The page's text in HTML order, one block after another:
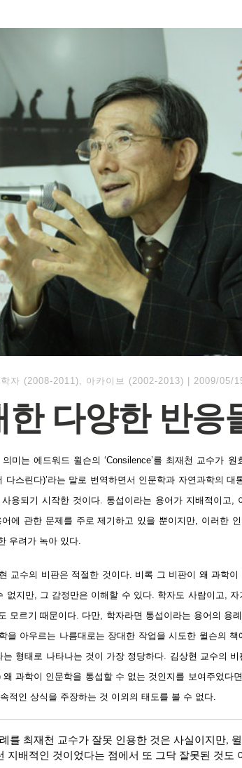
자 (2008-2011) 아카이브 (2002-2013) | 2009/05/
한 다양한 반응
미는 에드워드 윌슨의 ‘Consilence’를 최재천 교수가
다스린다)’라는 말로 번역하면서 인문학과 자연과학의 대
용되기 시작한 것이다. 통섭이라는 용어가 지배적이고,
어에 관한 문제를 주로 제기하고 있을 뿐이지만, 이러한
우려가 녹아 있다.
교수의 비판은 적절한 것이다. 비록 그 비판이 왜 과학
없지만, 그 감정만은 이해할 수 있다. 학자도 사람이고,
모르기 때문이다. 다만, 학자라면 통섭이라는 용어의 용
을 아우르는 나름대로는 장대한 작업을 시도한 윌슨의
형태로 나타나는 것이 가장 정당하다. 김상현 교수의
과학이 인문학을 통섭할 수 없는 것인지를 보여주었다
적인 상식을 주장하는 것 이외의 태도를 볼 수 없다.
를 최재천 교수가 잘못 인용한 것은 사실이지만,
지배적인 것이었다는 점에서 또 그닥 잘못된 것도